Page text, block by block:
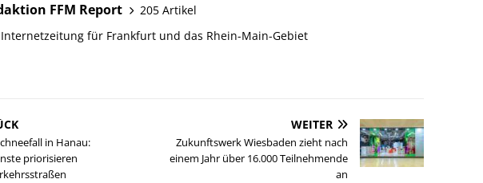
FFM Report
205 Artikel
für Frankfurt und das Rhein-Main-Gebiet
in Hanau:
priorisieren
WEITER
Zukunftswerk Wiesbaden zieht nach
einem Jahr über 16.000 Teilnehmende
an